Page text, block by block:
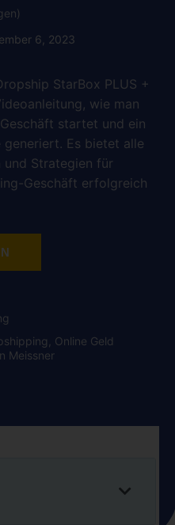
6, 2023
StarBox PLUS +
wie man
startet und ein
generiert. Es bietet alle
Strategien für
Geschäft erfolgreich
Online Geld
Meissner